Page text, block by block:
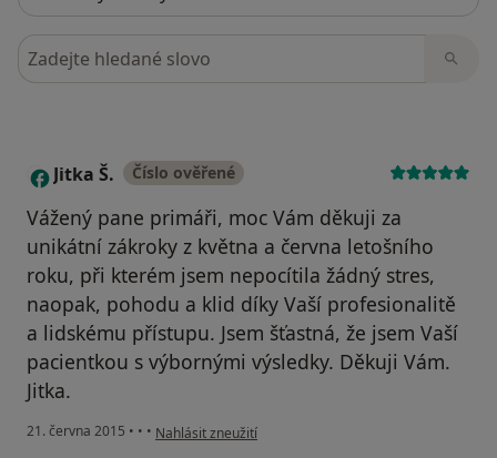
Hledejte v názorech
J Jitka Š. Číslo ověřené
Vážený pane primáři, moc Vám děkuji za
unikátní zákroky z května a června letošního
roku, při kterém jsem nepocítila žádný stres,
naopak, pohodu a klid díky Vaší profesionalitě
a lidskému přístupu. Jsem šťastná, že jsem Vaší
pacientkou s výbornými výsledky. Děkuji Vám.
Jitka.
21. června 2015 • • • podle názoru uživatele Jitka Š.
Nahlásit zneužití